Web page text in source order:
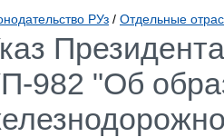
РУз / Отдельные
982 "Об